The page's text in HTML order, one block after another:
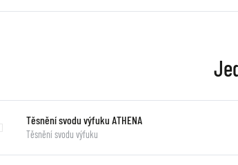
Těsnění svodu výfuku ATHENA
Těsnění svodu výfuku